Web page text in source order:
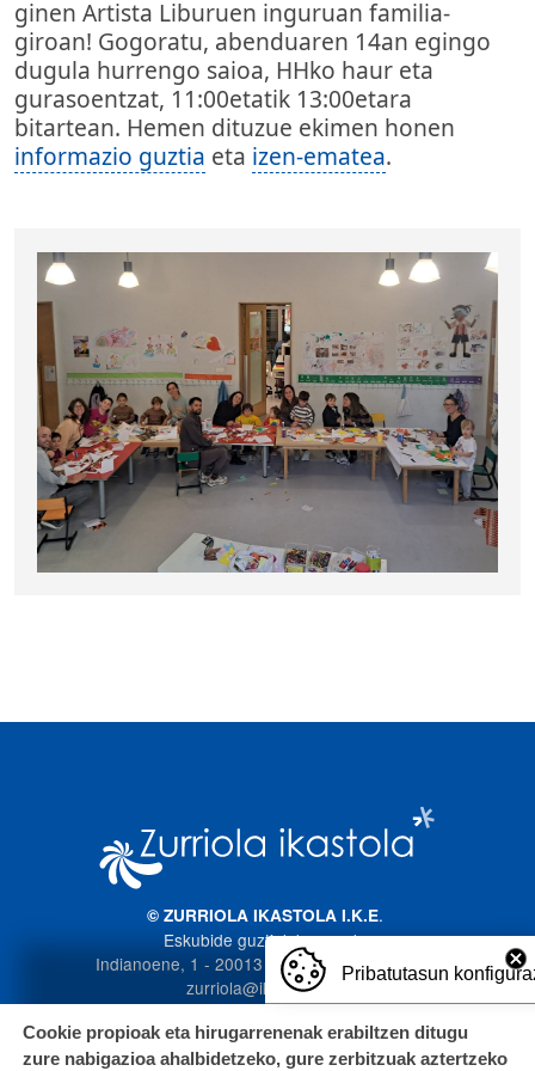
ginen Artista Liburuen inguruan familia-
giroan! Gogoratu, abenduaren 14an egingo
dugula hurrengo saioa, HHko haur eta
gurasoentzat, 11:00etatik 13:00etara
bitartean. Hemen dituzue ekimen honen
informazio guztia eta izen-ematea.
© ZURRIOLA IKASTOLA I.K.E.
Eskubide guztiak bere esku
Indianoene, 1 - 20013 Donostia. 943 272 587
zurriola@ikastola.eus
Pribatutasun
Cookie propioak eta hirugarrenenak erabiltzen ditugu
zure nabigazioa ahalbidetzeko, gure zerbitzuak aztertzeko